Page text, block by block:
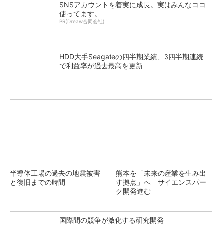
SNSアカウントを着実に成長。実はみんなココ
使ってます。
PR(Dreaw合同会社)
HDD大手Seagateの四半期業績、3四半期連続
で利益率が過去最高を更新
半導体工場の過去の地震被害
と復旧までの時間
熊本を「未来の産業を生み出
す拠点」へ サイエンスパー
ク開発進む
国際間の競争が激化する研究開発